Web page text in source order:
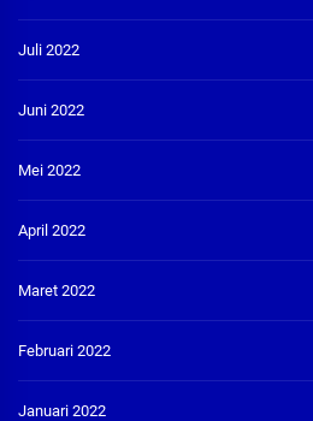
Juli 2022
Juni 2022
Mei 2022
April 2022
Maret 2022
Februari 2022
Januari 2022